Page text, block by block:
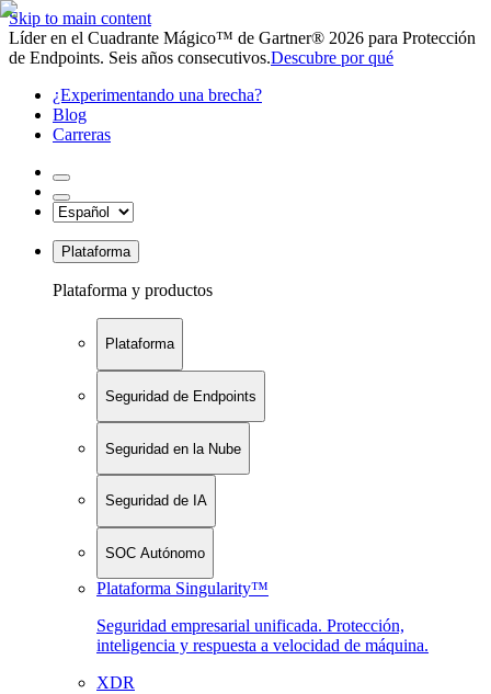
Skip to main content
Líder en el Cuadrante Mágico™ de Gartner® 2026 para Protección
de Endpoints. Seis años consecutivos.Descubre por qué
¿Experimentando una brecha?
Blog
Carreras
Plataforma
Plataforma y productos
Plataforma
Seguridad de Endpoints
Seguridad en la Nube
Seguridad de IA
SOC Autónomo
Plataforma Singularity™
Seguridad empresarial unificada. Protección,
inteligencia y respuesta a velocidad de máquina.
XDR